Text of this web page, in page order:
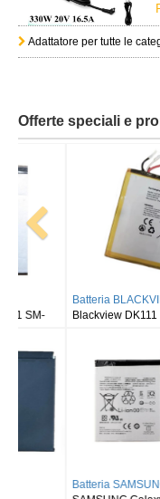
Adattatore per tutte le
Batteria BLACKVIEW
Blackview DK111
Batteria SAMSUNG